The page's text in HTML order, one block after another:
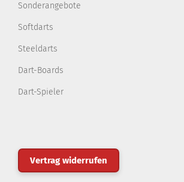
Sonderangebote
Softdarts
Steeldarts
Dart-Boards
Dart-Spieler
Vertrag widerrufen